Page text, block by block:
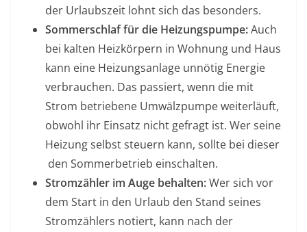
der Urlaubszeit lohnt sich das besonders.
Sommerschlaf für die Heizungspumpe:Auch
bei kalten Heizkörpern in Wohnung und Haus
kann eine Heizungsanlage unnötig Energie
verbrauchen. Das passiert, wenn die mit
Strom betriebene Umwälzpumpe weiterläuft,
obwohl ihr Einsatz nicht gefragt ist. Wer seine
Heizung selbst steuern kann, sollte bei dieser
den Sommerbetrieb einschalten.
Stromzähler im Auge behalten:Wer sich vor
dem Start in den Urlaub den Stand seines
Stromzählers notiert, kann nach der